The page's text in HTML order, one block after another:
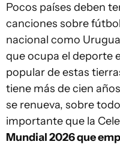
Pocos países deben
canciones sobre
nacional como
que ocupa el deporte
popular de estas
tiene más de cien
se renueva, sobre
importante que la
Mundial 2026 que